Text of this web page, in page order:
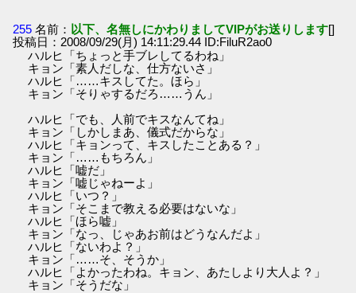
255 名前： 以下、名無しにかわりましてVIPがお送りします[]
投稿日：2008/09/29(月) 14:11:29.44 ID:FiluR2ao0
ハルヒ「ちょっと手ブレしてるわね」
キョン「素人だしな、仕方ないさ」
ハルヒ「……キスしてた。ほら」
キョン「そりゃするだろ……うん」
ハルヒ「でも、人前でキスなんてね」
キョン「しかしまあ、儀式だからな」
ハルヒ「キョンって、キスしたことある？」
キョン「……もちろん」
ハルヒ「嘘だ」
キョン「嘘じゃねーよ」
ハルヒ「いつ？」
キョン「そこまで教える必要はないな」
ハルヒ「ほら嘘」
キョン「なっ、じゃあお前はどうなんだよ」
ハルヒ「ないわよ？」
キョン「……そ、そうか」
ハルヒ「よかったわね。キョン、あたしより大人よ？」
キョン「そうだな」